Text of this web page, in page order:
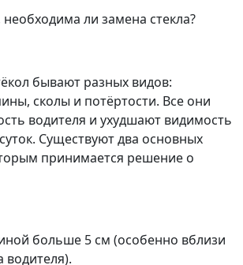
ли замена стекла?
бывают разных видов:
сколы и потёртости. Все они
водителя и ухудшают видимость
Существуют два основных
принимается решение о
больше 5 см (особенно вблизи
водителя).